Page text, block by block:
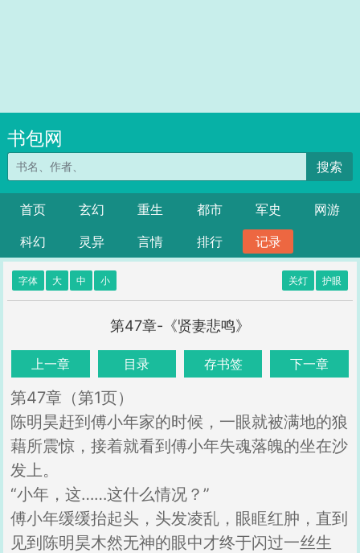
书包网
搜索
首页 玄幻 重生 都市 军史
网游
科幻
灵异 言情 排行 记录
字体 大 中 小 关灯 护眼
第47章-《贤妻悲鸣》
上一章 目录 存书签 下一章
第47章（第1页）
陈明昊赶到傅小年家的时候，一眼就被满地的狼
藉所震惊，接着就看到傅小年失魂落魄的坐在沙
发上。
“小年，这……这什么情况？”
傅小年缓缓抬起头，头发凌乱，眼眶红肿，直到
见到陈明昊木然无神的眼中才终于闪过一丝生